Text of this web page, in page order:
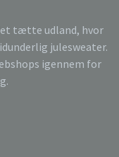
tætte udland, hvor
julesweater.
igennem for